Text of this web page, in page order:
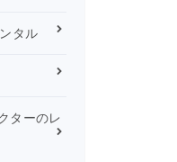
タル
ターのレ